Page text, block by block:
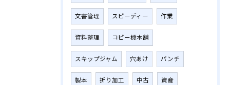
文書管理 スピーディー 作業
資料整理 コピー機本舗
スキップジャム 穴あけ パンチ
製本 折り加工 中古 資産